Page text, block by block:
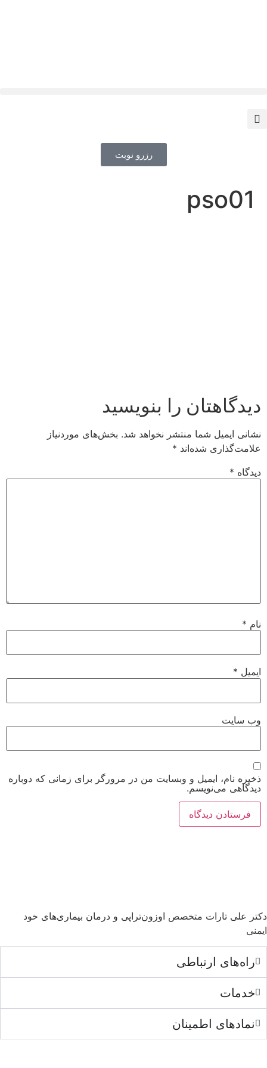
رزرو نوبت
pso01
دیدگاهتان را بنویسید
نشانی ایمیل شما منتشر نخواهد شد. بخش‌های موردنیاز
علامت‌گذاری شده‌اند *
دیدگاه *
نام *
ایمیل *
وب‌ سایت
ذخیره نام، ایمیل و وبسایت من در مرورگر برای زمانی که دوباره
دیدگاهی می‌نویسم.
دکتر علی تارات متخصص اوزون‌تراپی و درمان بیماری‌های خود
ایمنی
راه‌های ارتباطی
خدمات
نمادهای اطمینان